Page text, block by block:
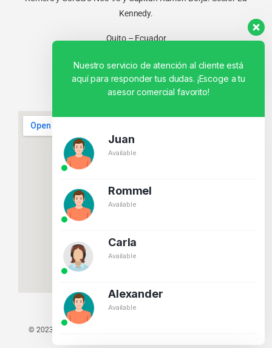
Kennedy.
Quito – Ecuador
© 2023 TODOS LOS DERECHOS RESERVADOS - TECNIT TU TIENDA
Nuestro servicio de atención al cliente está
aquí para responder tus dudas. ¡Escoge a tu
asesor comercial favorito!
Juan
Available
Rommel
Available
Carla
Available
Alexander
Available